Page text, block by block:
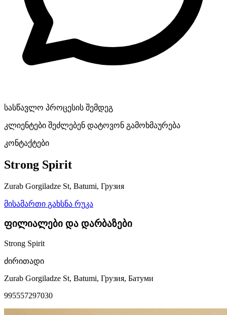
სასწავლო პროცესის შემდეგ
კლიენტები შეძლებენ დატოვონ გამოხმაურება
კონტაქტები
Strong Spirit
Zurab Gorgiladze St, Batumi, Грузия
მისამართი გახსნა რუკა
ფილიალები და დარბაზები
Strong Spirit
ძირითადი
Zurab Gorgiladze St, Batumi, Грузия, Батуми
995557297030